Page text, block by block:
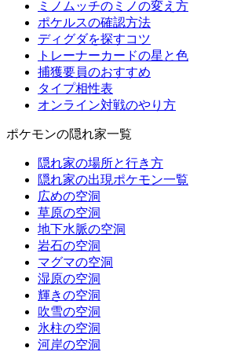
ミノムッチのミノの変え方
ポケルスの確認方法
ディグダを探すコツ
トレーナーカードの星と色
捕獲要員のおすすめ
タイプ相性表
オンライン対戦のやり方
ポケモンの隠れ家一覧
隠れ家の場所と行き方
隠れ家の出現ポケモン一覧
広めの空洞
草原の空洞
地下水脈の空洞
岩石の空洞
マグマの空洞
湿原の空洞
輝きの空洞
吹雪の空洞
氷柱の空洞
河岸の空洞